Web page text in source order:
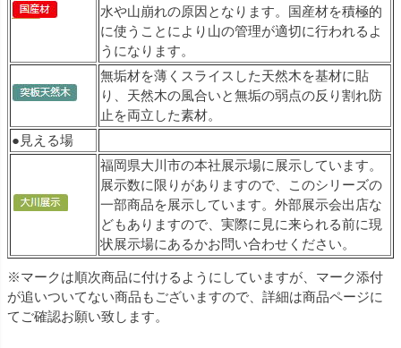
水や山崩れの原因となります。国産材を積極的
に使うことにより山の管理が適切に行われるよ
うになります。
無垢材を薄くスライスした天然木を基材に貼
り、天然木の風合いと無垢の弱点の反り割れ防
止を両立した素材。
●見える場
福岡県大川市の本社展示場に展示しています。
展示数に限りがありますので、このシリーズの
一部商品を展示しています。外部展示会出店な
どもありますので、実際に見に来られる前に現
状展示場にあるかお問い合わせください。
※マークは順次商品に付けるようにしていますが、マーク添付
が追いついてない商品もございますので、詳細は商品ページに
てご確認お願い致します。